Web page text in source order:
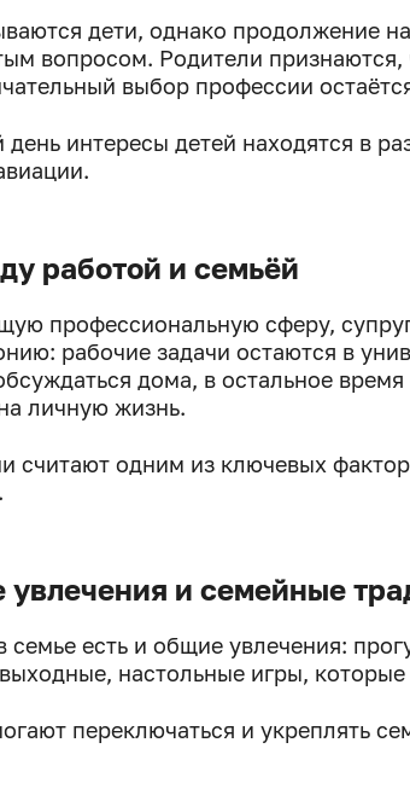
дети, однако продолжение
вопросом. Родители признаются,
выбор профессии
интересы детей находятся в
работой и семьёй
профессиональную сферу,
рабочие задачи остаются в
дома, в остальное
личную жизнь.
считают одним из ключевых
увлечения и семейные
есть и общие увлечения:
настольные игры,
переключаться и укреплять